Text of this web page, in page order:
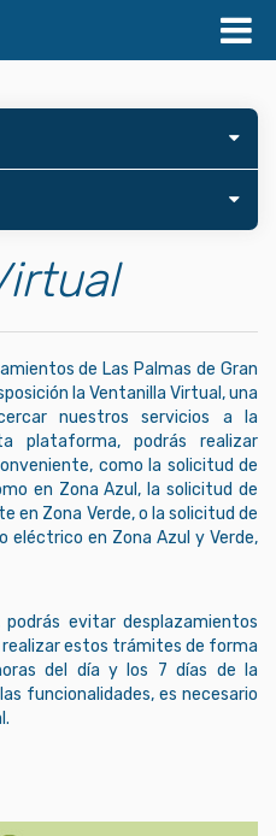
de Las Palmas de Gran
la Ventanilla Virtual, una
nuestros servicios a la
plataforma, podrás realizar
como la solicitud de
en Zona Azul, la solicitud de
en Zona Verde, o la solicitud de
en Zona Azul y Verde,
evitar desplazamientos
realizar estos trámites de forma
del día y los 7 días de la
funcionalidades, es necesario